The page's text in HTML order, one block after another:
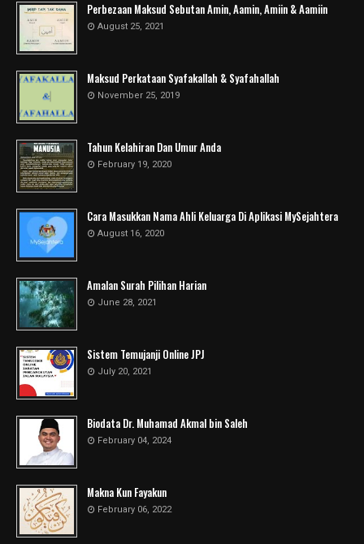
Perbezaan Maksud Sebutan Amin, Aamin, Amiin & Aamiin
August 25, 2021
Maksud Perkataan Syafakallah & Syafahallah
November 25, 2019
Tahun Kelahiran Dan Umur Anda
February 19, 2020
Cara Masukkan Nama Ahli Keluarga Di Aplikasi MySejahtera
August 16, 2020
Amalan Surah Pilihan Harian
June 28, 2021
Sistem Temujanji Online JPJ
July 20, 2021
Biodata Dr. Muhamad Akmal bin Saleh
February 04, 2024
Makna Kun Fayakun
February 06, 2022